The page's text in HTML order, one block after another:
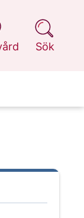
Sök
på 1177.se